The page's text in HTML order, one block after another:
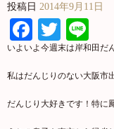
投稿日 2014年9月11日
Facebook
Twitter
いよいよ今週末は岸和田だ
私はだんじりのない大阪市
だんじり大好きです！特に